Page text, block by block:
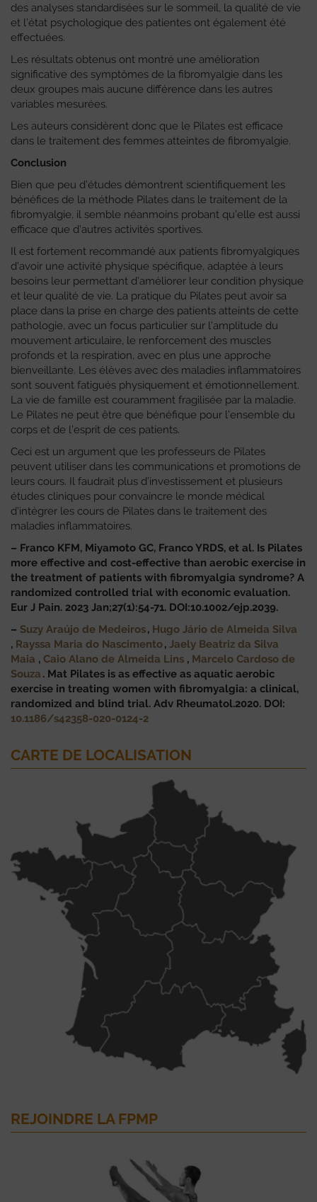
des analyses standardisées sur le sommeil, la qualité de vie
et l’état psychologique des patientes ont également été
effectuées.
Les résultats obtenus ont montré une amélioration
significative des symptômes de la fibromyalgie dans les
deux groupes mais aucune différence dans les autres
variables mesurées.
Les auteurs considèrent donc que le Pilates est efficace
dans le traitement des femmes atteintes de fibromyalgie.
Conclusion
Bien que peu d’études démontrent scientifiquement les
bénéfices de la méthode Pilates dans le traitement de la
fibromyalgie, il semble néanmoins probant qu’elle est aussi
efficace que d’autres activités sportives.
Il est fortement recommandé aux patients fibromyalgiques
d’avoir une activité physique spécifique, adaptée à leurs
besoins leur permettant d’améliorer leur condition physique
et leur qualité de vie. La pratique du Pilates peut avoir sa
place dans la prise en charge des patients atteints de cette
pathologie, avec un focus particulier sur l’amplitude du
mouvement articulaire, le renforcement des muscles
profonds et la respiration, avec en plus une approche
bienveillante. Les élèves avec des maladies inflammatoires
sont souvent fatigués physiquement et émotionnellement.
La vie de famille est couramment fragilisée par la maladie.
Le Pilates ne peut être que bénéfique pour l’ensemble du
corps et de l’esprit de ces patients.
Ceci est un argument que les professeurs de Pilates
peuvent utiliser dans les communications et promotions de
leurs cours. Il faudrait plus d’investissement et plusieurs
études cliniques pour convaincre le monde médical
d’intégrer les cours de Pilates dans le traitement des
maladies inflammatoires.
– Franco KFM, Miyamoto GC, Franco YRDS, et al. Is Pilates
more effective and cost-effective than aerobic exercise in
the treatment of patients with fibromyalgia syndrome? A
randomized controlled trial with economic evaluation.
Eur J Pain. 2023 Jan;27(1):54-71. DOI:10.1002/ejp.2039.
– Suzy Araújo de Medeiros, Hugo Jário de Almeida Silva
, Rayssa Maria do Nascimento, Jaely Beatriz da Silva
Maia , Caio Alano de Almeida Lins , Marcelo Cardoso de
Souza . Mat Pilates is as effective as aquatic aerobic
exercise in treating women with fibromyalgia: a clinical,
randomized and blind trial. Adv Rheumatol.2020. DOI:
10.1186/s42358-020-0124-2
CARTE DE LOCALISATION
REJOINDRE LA FPMP